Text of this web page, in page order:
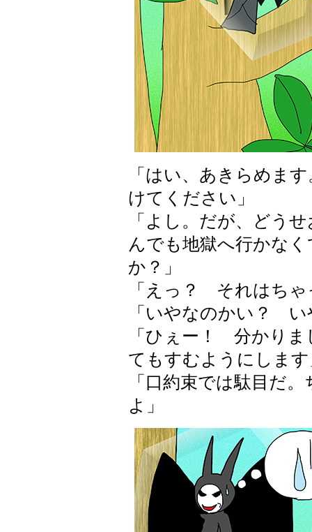
「はい、あきらめま
けてください」
「よし。だが、どう
んでも地獄へ行かな
か？」
「えっ？ それはちゃ
「いやなのかい？
「ひぇー！ 分かりま
てもすむようにしま
「口約束では駄目だ
よ」